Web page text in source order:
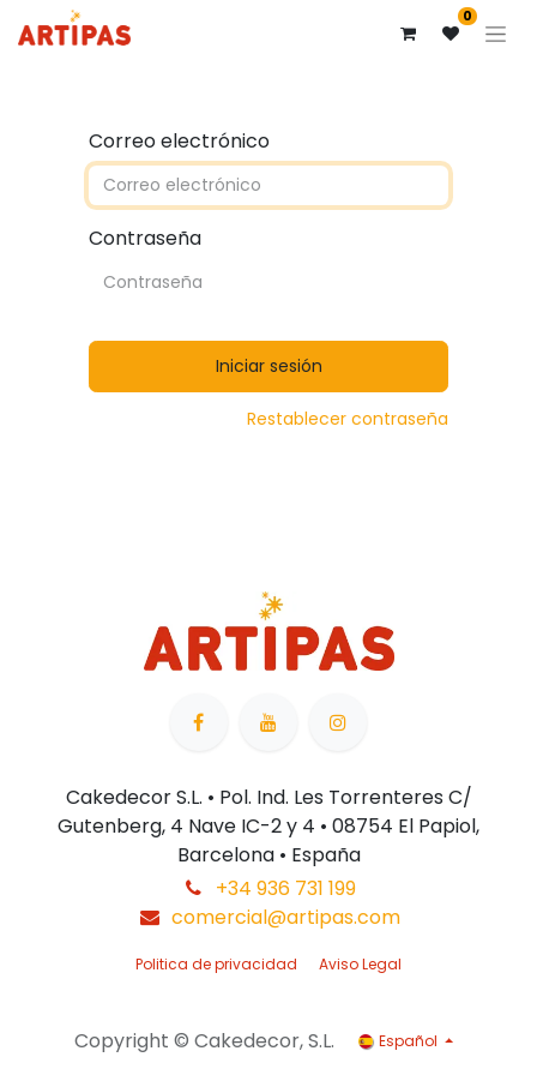
0
Correo electrónico
Contraseña
Iniciar sesión
Restablecer contraseña
Cakedecor S.L. • Pol. Ind. Les Torrenteres C/
Gutenberg, 4 Nave IC-2 y 4 • 08754 El Papiol,
Barcelona • España
+34 936 731 199
comercial@artipas.com
Politica de privacidad Aviso Legal
Copyright © Cakedecor, S.L. Español